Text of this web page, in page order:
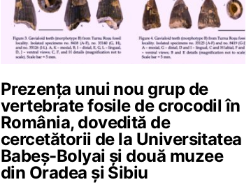
Prezența unui nou grup de
vertebrate fosile de crocodil în
România, dovedită de
cercetătorii de la Universitatea
Babeș-Bolyai și două muzee
din Oradea și Sibiu